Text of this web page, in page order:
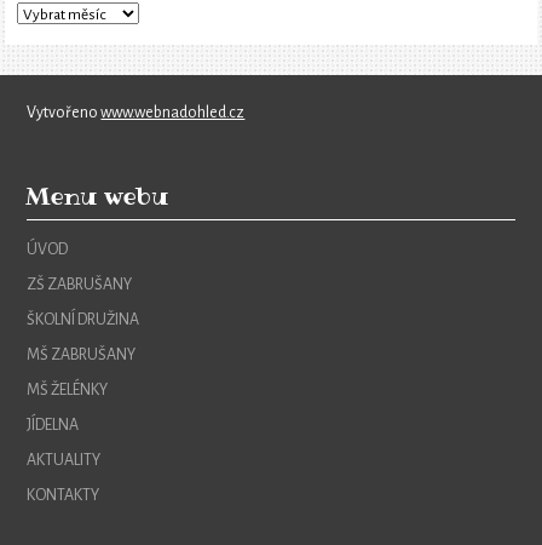
Vytvořenowww.webnadohled.cz
Menu webu
ÚVOD
ZŠ ZABRUŠANY
ŠKOLNÍ DRUŽINA
MŠ ZABRUŠANY
MŠ ŽELÉNKY
JÍDELNA
AKTUALITY
KONTAKTY